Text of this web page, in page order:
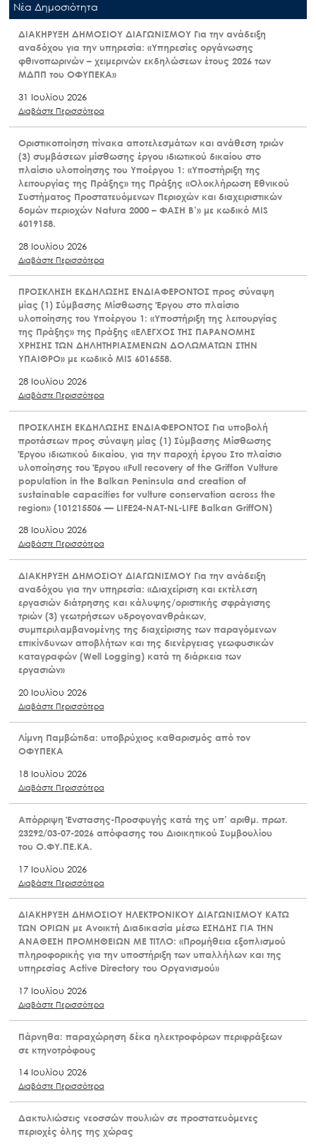
Nέα Δημοσιότητα
ΔΙΑΚΗΡΥΞΗ ΔΗΜΟΣΙΟΥ ΔΙΑΓΩΝΙΣΜΟΥ Για την ανάδειξη
αναδόχου για την υπηρεσία: «Υπηρεσίες οργάνωσης
φθινοπωρινών – χειμερινών εκδηλώσεων έτους 2026 των
ΜΔΠΠ του ΟΦΥΠΕΚΑ»
31 Ιουλίου 2026
Διαβάστε Περισσότερα
Οριστικοποίηση πίνακα αποτελεσμάτων και ανάθεση τριών
(3) συμβάσεων μίσθωσης έργου ιδιωτικού δικαίου στο
πλαίσιο υλοποίησης του Υποέργου 1: «Υποστήριξη της
λειτουργίας της Πράξης» της Πράξης «Ολοκλήρωση Εθνικού
Συστήματος Προστατευόμενων Περιοχών και διαχειριστικών
δομών περιοχών Natura 2000 – ΦΑΣΗ Β’» με κωδικό MIS
6019158.
28 Ιουλίου 2026
Διαβάστε Περισσότερα
ΠΡΟΣΚΛΗΣΗ ΕΚΔΗΛΩΣΗΣ ΕΝΔΙΑΦΕΡΟΝΤΟΣ προς σύναψη
μίας (1) Σύμβασης Μίσθωσης Έργου στο πλαίσιο
υλοποίησης του Υποέργου 1: «Υποστήριξη της λειτουργίας
της Πράξης» της Πράξης «ΕΛΕΓΧΟΣ ΤΗΣ ΠΑΡΑΝΟΜΗΣ
ΧΡΗΣΗΣ ΤΩΝ ΔΗΛΗΤΗΡΙΑΣΜΕΝΩΝ ΔΟΛΩΜΑΤΩΝ ΣΤΗΝ
ΥΠΑΙΘΡΟ» με κωδικό MIS 6016558.
28 Ιουλίου 2026
Διαβάστε Περισσότερα
ΠΡΟΣΚΛΗΣΗ ΕΚΔΗΛΩΣΗΣ ΕΝΔΙΑΦΕΡΟΝΤΟΣ Για υποβολή
προτάσεων προς σύναψη μίας (1) Σύμβασης Μίσθωσης
Έργου ιδιωτικού δικαίου, για την παροχή έργου Στο πλαίσιο
υλοποίησης του Έργου «Full recovery of the Griffon Vulture
population in the Balkan Peninsula and creation of
sustainable capacities for vulture conservation across the
region» (101215506 — LIFE24-NAT-NL-LIFE Balkan GriffON)
28 Ιουλίου 2026
Διαβάστε Περισσότερα
ΔΙΑΚΗΡΥΞΗ ΔΗΜΟΣΙΟΥ ΔΙΑΓΩΝΙΣΜΟΥ Για την ανάδειξη
αναδόχου για την υπηρεσία: «Διαχείριση και εκτέλεση
εργασιών διάτρησης και κάλυψης/οριστικής σφράγισης
τριών (3) γεωτρήσεων υδρογονανθράκων,
συμπεριλαμβανομένης της διαχείρισης των παραγόμενων
επικίνδυνων αποβλήτων και της διενέργειας γεωφυσικών
καταγραφών (Well Logging) κατά τη διάρκεια των
εργασιών»
20 Ιουλίου 2026
Διαβάστε Περισσότερα
Λίμνη Παμβώτιδα: υποβρύχιος καθαρισμός από τον
ΟΦΥΠΕΚΑ
18 Ιουλίου 2026
Διαβάστε Περισσότερα
Απόρριψη Ένστασης-Προσφυγής κατά της υπ’ αριθμ. πρωτ.
23292/03-07-2026 απόφασης του Διοικητικού Συμβουλίου
του Ο.ΦΥ.ΠΕ.ΚΑ.
17 Ιουλίου 2026
Διαβάστε Περισσότερα
ΔΙΑΚΗΡΥΞΗ ΔΗΜΟΣΙΟΥ ΗΛΕΚΤΡΟΝΙΚΟΥ ΔΙΑΓΩΝΙΣΜΟΥ ΚΑΤΩ
ΤΩΝ ΟΡΙΩΝ με Ανοικτή Διαδικασία μέσω ΕΣΗΔΗΣ ΓΙΑ ΤΗΝ
ΑΝΑΘΕΣΗ ΠΡΟΜΗΘΕΙΩΝ ΜΕ ΤΙΤΛΟ: «Προμήθεια εξοπλισμού
πληροφορικής για την υποστήριξη των υπαλλήλων και της
υπηρεσίας Active Directory του Οργανισμού»
17 Ιουλίου 2026
Διαβάστε Περισσότερα
Πάρνηθα: παραχώρηση δέκα ηλεκτροφόρων περιφράξεων
σε κτηνοτρόφους
14 Ιουλίου 2026
Διαβάστε Περισσότερα
Δακτυλιώσεις νεοσσών πουλιών σε προστατευόμενες
περιοχές όλης της χώρας